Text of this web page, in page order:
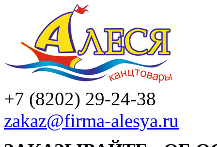
+7 (8202) 29-24-38
zakaz@firma-alesya.ru